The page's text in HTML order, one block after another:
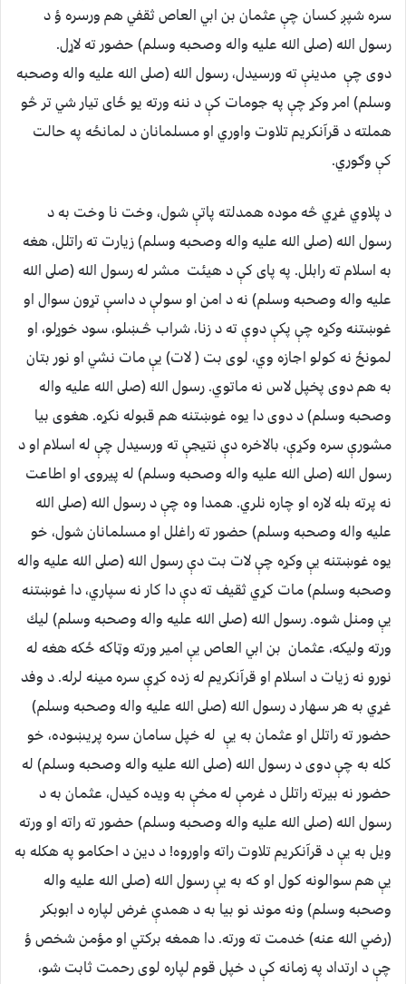
سره شپږ كسان چې عثمان بن ابي العاص ثقفي هم ورسره ؤ د
رسول الله (صلى الله عليه واله وصحبه وسلم) حضور ته لاړل.
دوى چې مدينې ته ورسيدل، رسول الله (صلى الله عليه واله وصحبه
وسلم) امر وكړ چې په جومات كې د ننه ورته يو ځاى تيار شي تر څو
هملته د قرآنكريم تلاوت واوري او مسلمانان د لمانځه په حالت
كې وګوري.
د پلاوي غړي څه موده همدلته پاتې شول، وخت نا وخت به د
رسول الله (صلى الله عليه واله وصحبه وسلم) زيارت ته راتلل، هغه
به اسلام ته رابلل. په پاى كې د هيئت مشر له رسول الله (صلى الله
عليه واله وصحبه وسلم) نه د امن او سولې د داسې تړون سوال او
غوښتنه وكړه چې پكې دوې ته د زنا، شراب څـښلو، سود خوړلو، او
لمونځ نه كولو اجازه وي، لوى بت ( لات) يې مات نشي او نور بتان
به هم دوى پخپل لاس نه ماتوي. رسول الله (صلى الله عليه واله
وصحبه وسلم) د دوى دا يوه غوښتنه هم قبوله نكړه. هغوى بيا
مشورې سره وكړې، بالاخره دې نتيجې ته ورسيدل چې له اسلام او د
رسول الله (صلى الله عليه واله وصحبه وسلم) له پيروۍ او اطاعت
نه پرته بله لاره او چاره نلري. همدا وه چې د رسول الله (صلى الله
عليه واله وصحبه وسلم) حضور ته راغلل او مسلمانان شول، خو
يوه غوښتنه يې وكړه چې لات بت دې رسول الله (صلى الله عليه واله
وصحبه وسلم) مات كړي ثقيف ته دې دا كار نه سپاري، دا غوښتنه
يې ومنل شوه. رسول الله (صلى الله عليه واله وصحبه وسلم) ليك
ورته وليكه، عثمان بن ابي العاص يې امير ورته وټاكه ځكه هغه له
نورو نه زيات د اسلام او قرآنكريم له زده كړې سره مينه لرله. د وفد
غړي به هر سهار د رسول الله (صلى الله عليه واله وصحبه وسلم)
حضور ته راتلل او عثمان به يې له خپل سامان سره پريښوده، خو
كله به چې دوى د رسول الله (صلى الله عليه واله وصحبه وسلم) له
حضور نه بيرته راتلل د غرمې له مخې به ويده كيدل، عثمان به د
رسول الله (صلى الله عليه واله وصحبه وسلم) حضور ته راته او ورته
ويل به يې د قرآنكريم تلاوت راته واوروه! د دين د احكامو په هكله به
يې هم سوالونه كول او كه به يې رسول الله (صلى الله عليه واله
وصحبه وسلم) ونه موند نو بيا به د همدې غرض لپاره د ابوبكر
(رضي الله عنه) خدمت ته ورته. دا همغه بركتي او مؤمن شخص ؤ
چې د ارتداد په زمانه كې د خپل قوم لپاره لوى رحمت ثابت شو،